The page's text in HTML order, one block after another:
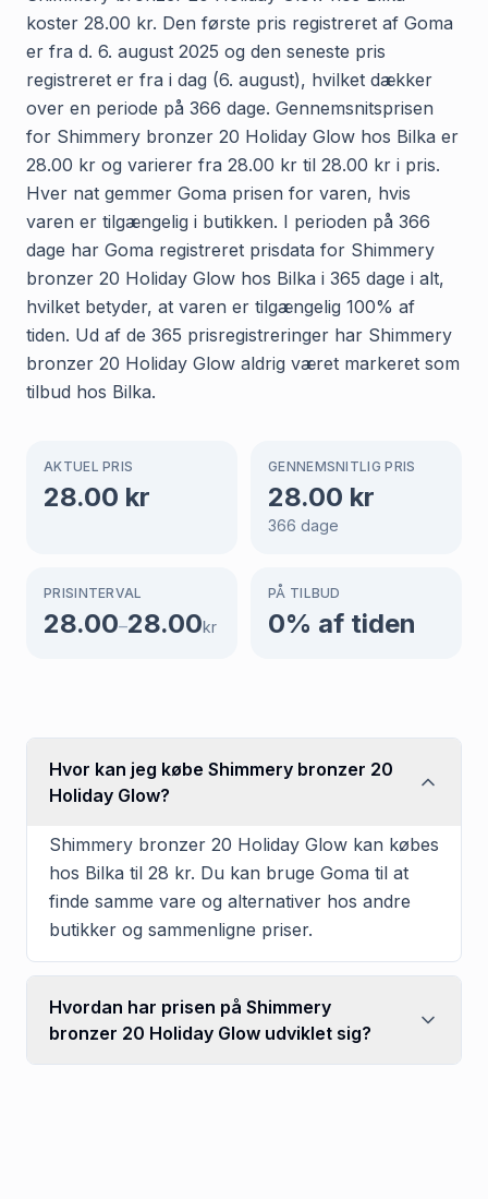
koster 28.00 kr. Den første pris registreret af Goma
er fra d. 6. august 2025 og den seneste pris
registreret er fra i dag (6. august), hvilket dækker
over en periode på 366 dage. Gennemsnitsprisen
for Shimmery bronzer 20 Holiday Glow hos Bilka er
28.00 kr og varierer fra 28.00 kr til 28.00 kr i pris.
Hver nat gemmer Goma prisen for varen, hvis
varen er tilgængelig i butikken. I perioden på 366
dage har Goma registreret prisdata for Shimmery
bronzer 20 Holiday Glow hos Bilka i 365 dage i alt,
hvilket betyder, at varen er tilgængelig 100% af
tiden. Ud af de 365 prisregistreringer har Shimmery
bronzer 20 Holiday Glow aldrig været markeret som
tilbud hos Bilka.
AKTUEL PRIS
28.00 kr
GENNEMSNITLIG PRIS
28.00 kr
366 dage
PRISINTERVAL
28.00–28.00kr
PÅ TILBUD
0% af tiden
Hvor kan jeg købe Shimmery bronzer 20
Holiday Glow?
Shimmery bronzer 20 Holiday Glow kan købes
hos Bilka til 28 kr. Du kan bruge Goma til at
finde samme vare og alternativer hos andre
butikker og sammenligne priser.
Hvordan har prisen på Shimmery
bronzer 20 Holiday Glow udviklet sig?